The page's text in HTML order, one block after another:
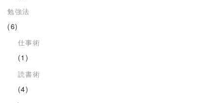
勉強法
(6)
仕事術
(1)
読書術
(4)